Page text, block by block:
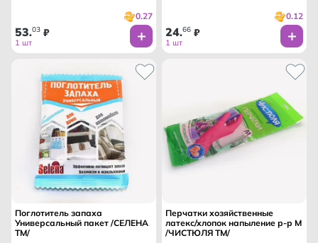
0.27
53.03 ₽
1 шт
0.12
24.66 ₽
1 шт
Поглотитель запаха
Универсальный пакет /СЕЛЕНА
ТМ/
Перчатки хозяйственные
латекс/хлопок напыление р-р М
/ЧИСТЮЛЯ ТМ/